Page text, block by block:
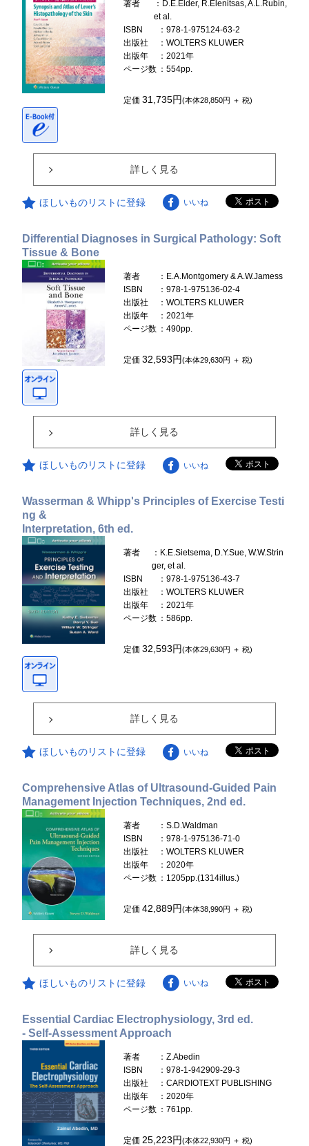
著者
：D.E.Elder, R.Elenitsas, A.L.Rubin,
et al.
ISBN
：978-1-975124-63-2
出版社
：WOLTERS KLUWER
出版年
：2021年
ページ数 ：554pp.
定価31,735円(本体28,850円 ＋ 税)
詳しく見る
ほしいものリストに登録 いいね
Differential Diagnoses in Surgical Pathology: Soft
Tissue & Bone
著者
：E.A.Montgomery & A.W.Jamess
ISBN
：978-1-975136-02-4
出版社
：WOLTERS KLUWER
出版年
：2021年
ページ数 ：490pp.
定価32,593円(本体29,630円 ＋ 税)
詳しく見る
ほしいものリストに登録 いいね
Wasserman & Whipp's Principles of Exercise Testi
ng &
Interpretation, 6th ed.
著者
：K.E.Sietsema, D.Y.Sue, W.W.Strin
ger, et al.
ISBN
：978-1-975136-43-7
出版社
：WOLTERS KLUWER
出版年
：2021年
ページ数 ：586pp.
定価32,593円(本体29,630円 ＋ 税)
詳しく見る
ほしいものリストに登録 いいね
Comprehensive Atlas of Ultrasound-Guided Pain
Management Injection Techniques, 2nd ed.
著者
：S.D.Waldman
ISBN
：978-1-975136-71-0
出版社
：WOLTERS KLUWER
出版年
：2020年
ページ数 ：1205pp.(1314illus.)
定価42,889円(本体38,990円 ＋ 税)
詳しく見る
ほしいものリストに登録 いいね
Essential Cardiac Electrophysiology, 3rd ed.
- Self-Assessment Approach
著者
：Z.Abedin
ISBN
：978-1-942909-29-3
出版社
：CARDIOTEXT PUBLISHING
出版年
：2020年
ページ数 ：761pp.
定価 25,223円(本体22,930円 ＋ 税)